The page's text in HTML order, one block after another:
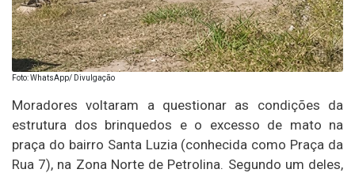
Foto: WhatsApp/ Divulgação
Moradores voltaram a questionar as condições da
estrutura dos brinquedos e o excesso de mato na
praça do bairro Santa Luzia (conhecida como Praça da
Rua 7), na Zona Norte de Petrolina. Segundo um deles,